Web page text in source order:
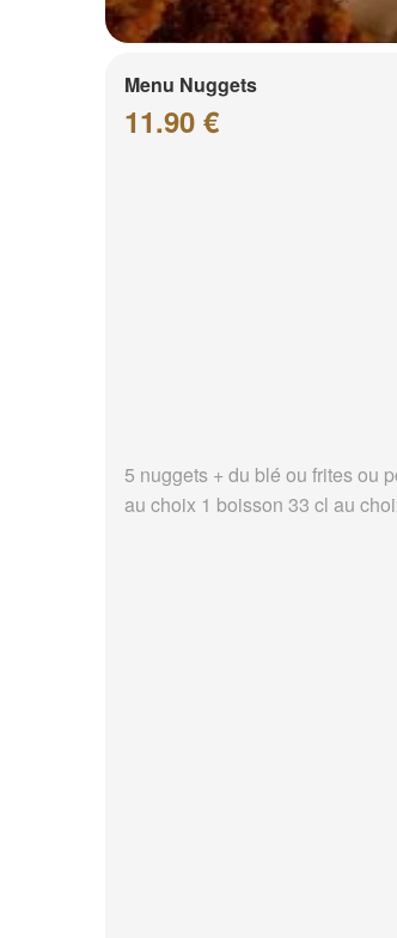
Menu Nuggets
11.90 €
5 nuggets + du blé ou frites ou
au choix 1 boisson 33 cl au